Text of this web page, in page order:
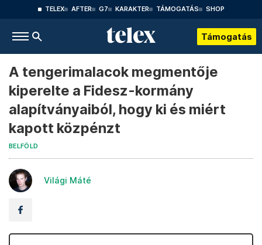
TELEX AFTER G7 KARAKTER TÁMOGATÁS SHOP
Támogatás
A tengerimalacok megmentője
kiperelte a Fidesz-kormány
alapítványaiból, hogy ki és miért
kapott közpénzt
BELFÖLD
Világi Máté